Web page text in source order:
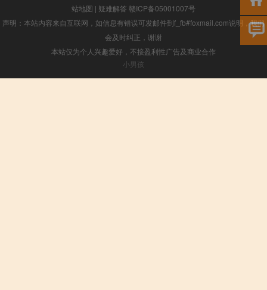
站地图 | 疑难解答 赣ICP备05001007号
声明：本站内容来自互联网，如信息有错误可发邮件到f_fb#foxmail.com说明，我们
会及时纠正，谢谢
本站仅为个人兴趣爱好，不接盈利性广告及商业合作
小男孩